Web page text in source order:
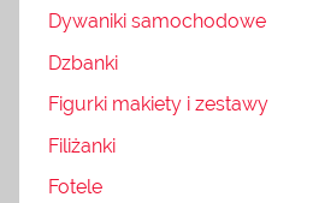
Dywaniki samochodowe
Dzbanki
Figurki makiety i zestawy
Filiżanki
Fotele